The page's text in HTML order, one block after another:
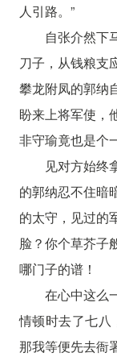
人引路。”
自张介然下
刀子，从钱粮支
攀龙附凤的郭纳
盼来上将军使，
非守瑜竟也是个
见对方始终
的郭纳忍不住暗
的太守，见过的
脸？你个草芥子
哪门子的谱！
在心中这么
情顿时去了七八
那我等便先去衙